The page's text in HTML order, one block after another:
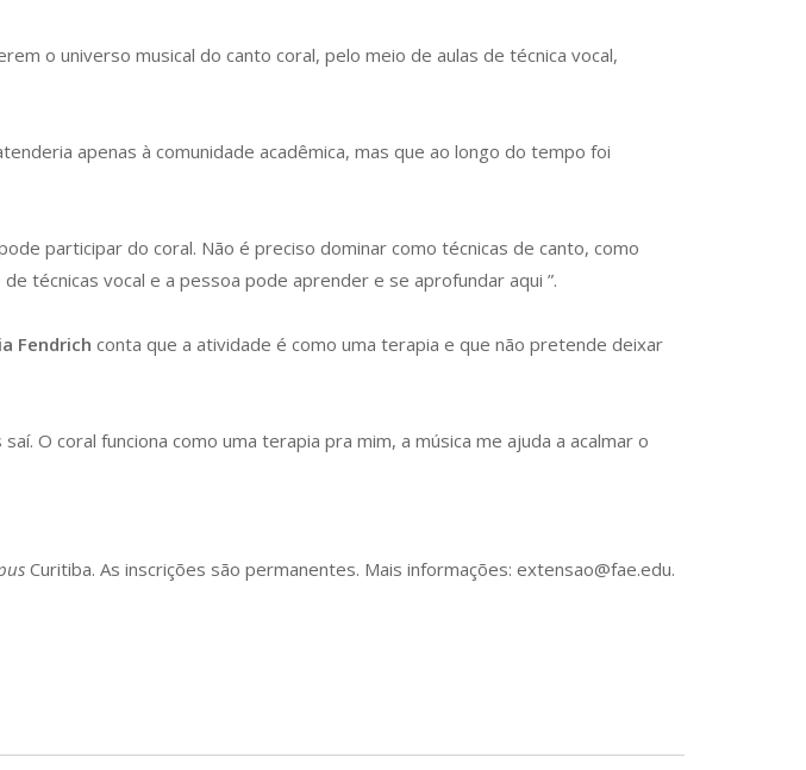
o universo musical do canto coral, pelo meio de aulas de técnica vocal,
apenas à comunidade acadêmica, mas que ao longo do tempo foi
participar do coral. Não é preciso dominar como técnicas de canto, como
de técnicas vocal e a pessoa pode aprender e se aprofundar aqui ”.
Fendrich conta que a atividade é como uma terapia e que não pretende deixar
O coral funciona como uma terapia pra mim, a música me ajuda a acalmar o
Curitiba. As inscrições são permanentes. Mais informações: extensao@fae.edu.